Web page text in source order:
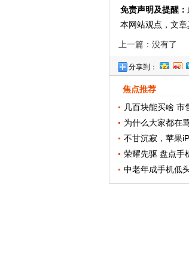
免责声明及提醒：
本网站观点，文
上一篇：没有了
分享到：
焦点推荐
几百块能买啥 市
为什么大家都在
不甘沉寂，苹果
荣耀先驱 盘点手
中老年成手机低